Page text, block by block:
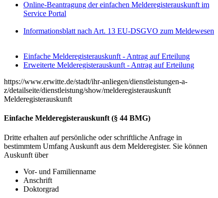
Online-Beantragung der einfachen Melderegisterauskunft im
Service Portal
Informationsblatt nach Art. 13 EU-DSGVO zum Meldewesen
Einfache Melderegisterauskunft - Antrag auf Erteilung
Erweiterte Melderegisterauskunft - Antrag auf Erteilung
https://www.erwitte.de/stadt/ihr-anliegen/dienstleistungen-a-
z/detailseite/dienstleistung/show/melderegisterauskunft
Melderegisterauskunft
Einfache Melderegisterauskunft (§ 44 BMG)
Dritte erhalten auf persönliche oder schriftliche Anfrage in
bestimmtem Umfang Auskunft aus dem Melderegister. Sie können
Auskunft über
Vor- und Familienname
Anschrift
Doktorgrad